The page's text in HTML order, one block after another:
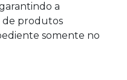
a
de produtos
somente no